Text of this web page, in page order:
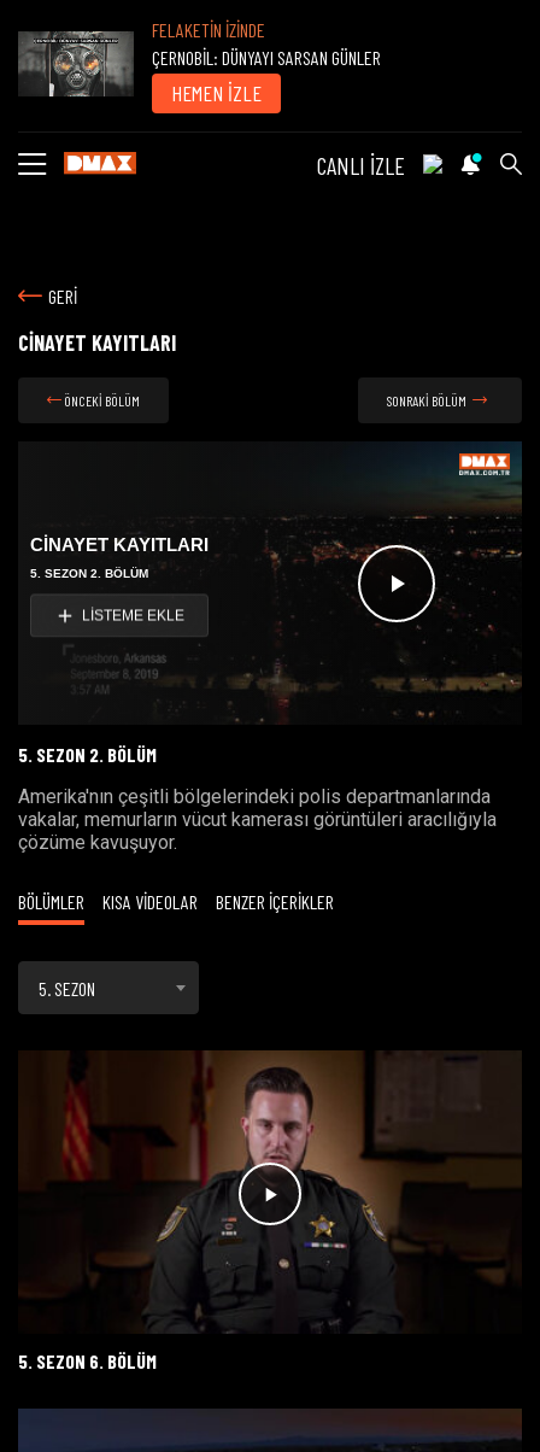
FELAKETİN İZİNDE
ÇERNOBİL: DÜNYAYI SARSAN GÜNLER
HEMEN İZLE
CANLI İZLE
GERİ
CİNAYET KAYITLARI
ÖNCEKİ BÖLÜM SONRAKİ BÖLÜM
Videoyu
Oynat
CİNAYET KAYITLARI
5. SEZON 2. BÖLÜM
LİSTEME EKLE
5. SEZON 2. BÖLÜM
Amerika'nın çeşitli bölgelerindeki polis departmanlarında
vakalar, memurların vücut kamerası görüntüleri aracılığıyla
çözüme kavuşuyor.
BÖLÜMLER KISA VİDEOLAR BENZER İÇERİKLER
5. SEZON
5. SEZON 6. BÖLÜM